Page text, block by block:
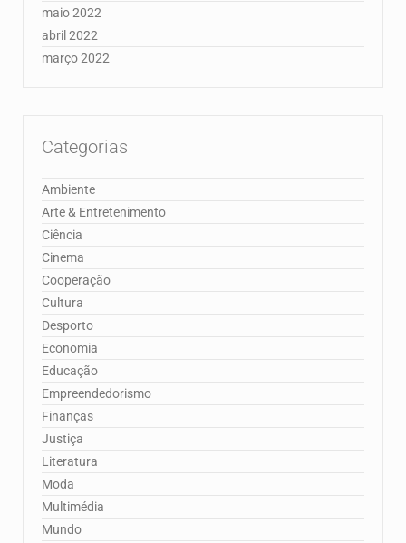
maio 2022
abril 2022
março 2022
Categorias
Ambiente
Arte & Entretenimento
Ciência
Cinema
Cooperação
Cultura
Desporto
Economia
Educação
Empreendedorismo
Finanças
Justiça
Literatura
Moda
Multimédia
Mundo